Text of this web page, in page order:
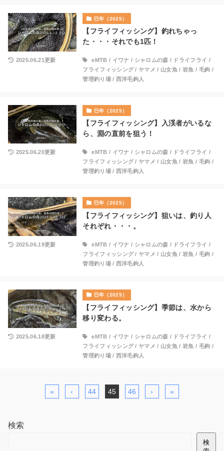
巳年（2025）
【フライフィッシング】釣れちゃっ
た・・・それでも1匹！
2025.06.21更新 eMTB / イワナ / シャロムの森 / ドライフライ /
フライフィッシング/ ヤマメ / 山女魚 / 岩魚 / 毛鉤 /
管理釣り場/ 西洋毛鉤人
巳年（2025）
【フライフィッシング】入渓者がいるな
ら、淵の直前を狙う！
2025.06.20更新 eMTB / イワナ / シャロムの森 / ドライフライ /
フライフィッシング/ ヤマメ / 山女魚 / 岩魚 / 毛鉤 /
管理釣り場/ 西洋毛鉤人
巳年（2025）
【フライフィッシング】狙いは、釣り人
それぞれ・・・。
2025.06.19更新 eMTB / イワナ / シャロムの森 / ドライフライ /
フライフィッシング/ ヤマメ / 山女魚 / 岩魚 / 毛鉤 /
管理釣り場/ 西洋毛鉤人
巳年（2025）
【フライフィッシング】季節は、水から
移り変わる。
2025.06.18更新 eMTB / イワナ / シャロムの森 / ドライフライ /
フライフィッシング/ ヤマメ / 山女魚 / 岩魚 / 毛鉤 /
管理釣り場/ 西洋毛鉤人
« ‹ 44 45 46 › »
検索
検